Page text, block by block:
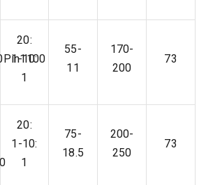
20:
1-10:
1
55-
11
170-
200
73
20:
1-10:
1
75-
18.5
200-
250
73